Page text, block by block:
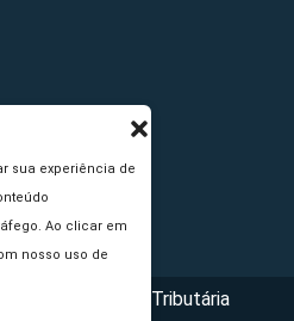
sua experiência de
Ao clicar em
nosso uso de
da Reforma Tributária